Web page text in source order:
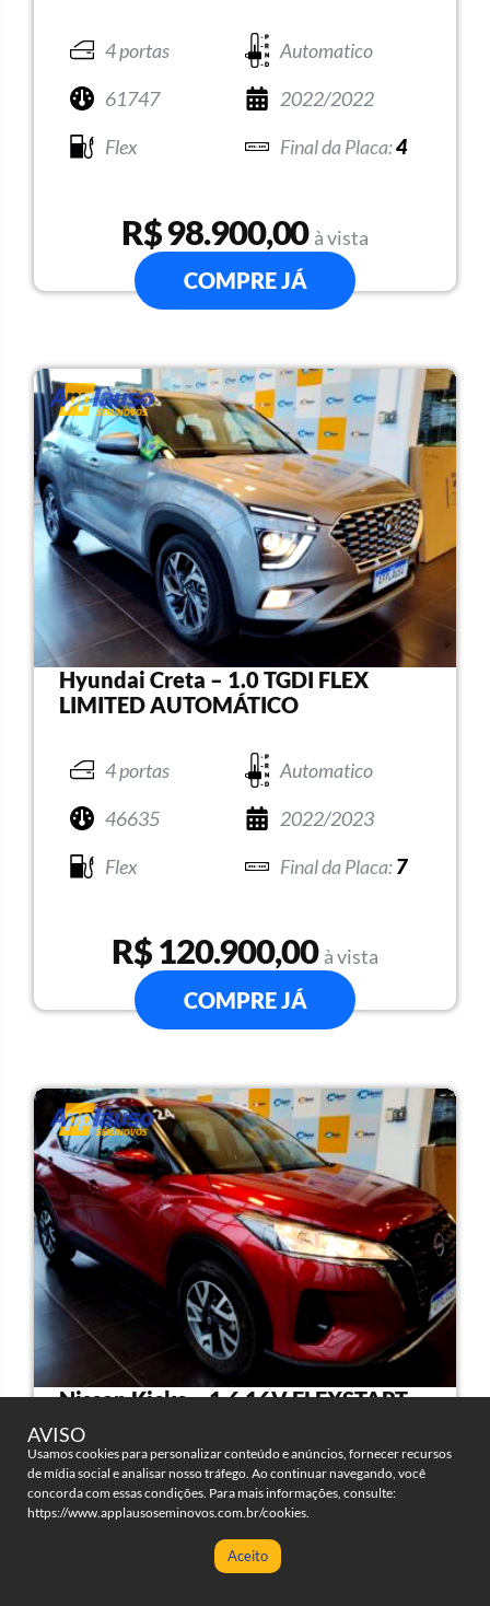
4 portas
Automatico
61747
2022/2022
Flex
4
R$ 98.900,00 à vista
COMPRE JÁ
Hyundai Creta – 1.0 TGDI FLEX
LIMITED AUTOMÁTICO
4 portas
Automatico
46635
2022/2023
Flex
7
R$ 120.900,00 à vista
COMPRE JÁ
Nissan Kicks – 1.6 16V FLEXSTART
SENSE XTRONIC
4 portas
Automatico
AVISO
Usamos cookies para personalizar conteúdo e anúncios, fornecer recursos
de mídia social e analisar nosso tráfego. Ao continuar navegando, você
concorda com essas condições. Para mais informações, consulte:
https://www.applausoseminovos.com.br/cookies.
Aceito
CLIQUE AQUI PARA AVALIAR
SEU VEÍCULO AGORA!